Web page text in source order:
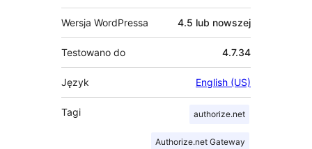
Wersja WordPressa 4.5 lub nowszej
Testowano do 4.7.34
Język English (US)
Tagi authorize.net
Authorize.net Gateway